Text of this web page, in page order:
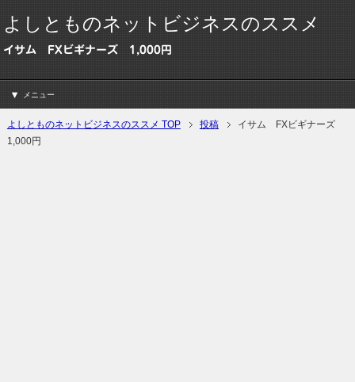
よしとものネットビジネスのススメ
イサム FXビギナーズ 1,000円
メニュー
よしとものネットビジネスのススメ TOP 投稿
イサム FXビギナーズ
1,000円